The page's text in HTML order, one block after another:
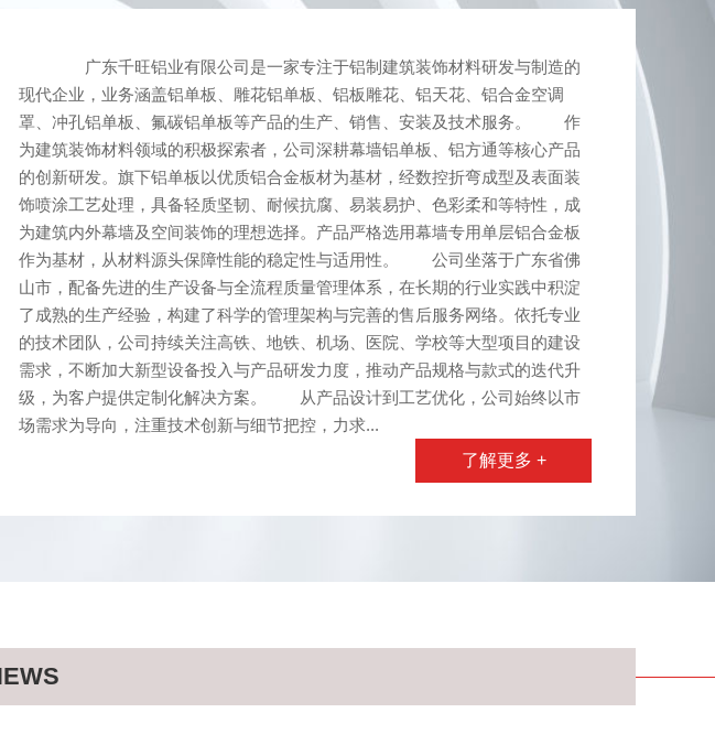
广东千旺铝业有限公司是一家专注于铝制建筑装饰材料研发与制造的
现代企业，业务涵盖铝单板、雕花铝单板、铝板雕花、铝天花、铝合金空调
罩、冲孔铝单板、氟碳铝单板等产品的生产、销售、安装及技术服务。 作
为建筑装饰材料领域的积极探索者，公司深耕幕墙铝单板、铝方通等核心产品
的创新研发。旗下铝单板以优质铝合金板材为基材，经数控折弯成型及表面装
饰喷涂工艺处理，具备轻质坚韧、耐候抗腐、易装易护、色彩柔和等特性，成
为建筑内外幕墙及空间装饰的理想选择。产品严格选用幕墙专用单层铝合金板
作为基材，从材料源头保障性能的稳定性与适用性。 公司坐落于广东省佛
山市，配备先进的生产设备与全流程质量管理体系，在长期的行业实践中积淀
了成熟的生产经验，构建了科学的管理架构与完善的售后服务网络。依托专业
的技术团队，公司持续关注高铁、地铁、机场、医院、学校等大型项目的建设
需求，不断加大新型设备投入与产品研发力度，推动产品规格与款式的迭代升
级，为客户提供定制化解决方案。 从产品设计到工艺优化，公司始终以市
场需求为导向，注重技术创新与细节把控，力求...
了解更多 +